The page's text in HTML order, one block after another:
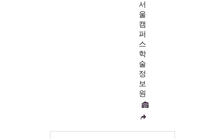
서
울
캠
퍼
스
학
술
정
보
원